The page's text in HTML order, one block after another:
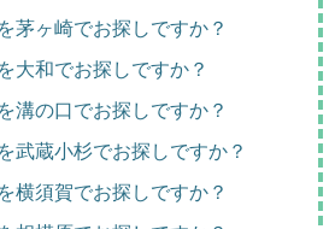
茅ヶ崎でお探しですか？
大和でお探しですか？
溝の口でお探しですか？
武蔵小杉でお探しですか？
横須賀でお探しですか？